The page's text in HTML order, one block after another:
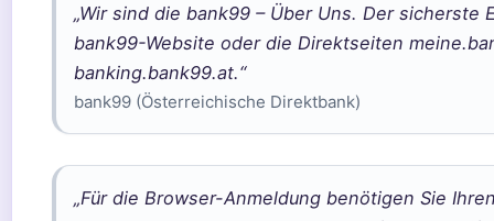
„Wir sind die bank99 – Über Uns. Der sicherste
bank99-Website oder die Direktseiten
banking.bank99.at.“
bank99 (Österreichische Direktbank)
„Für die Browser-Anmeldung benötigen Sie